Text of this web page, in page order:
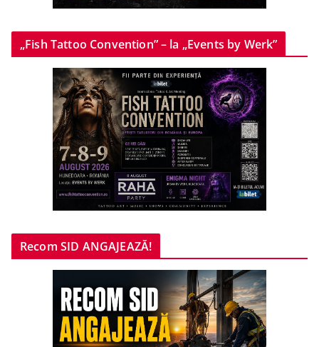
„Fish Tattoo Convention” – la „Events by Werk”
Recom SID ANGAJEAZĂ!